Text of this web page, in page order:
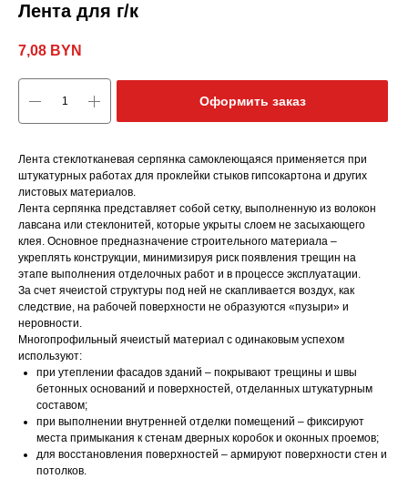
Лента для г/к
7,08 BYN
Оформить заказ
Лента стеклотканевая серпянка самоклеющаяся применяется при
штукатурных работах для проклейки стыков гипсокартона и других
листовых материалов.
Лента серпянка представляет собой сетку, выполненную из волокон
лавсана или стеклонитей, которые укрыты слоем не засыхающего
клея. Основное предназначение строительного материала –
укреплять конструкции, минимизируя риск появления трещин на
этапе выполнения отделочных работ и в процессе эксплуатации.
За счет ячеистой структуры под ней не скапливается воздух, как
следствие, на рабочей поверхности не образуются «пузыри» и
неровности.
Многопрофильный ячеистый материал с одинаковым успехом
используют:
при утеплении фасадов зданий – покрывают трещины и швы
бетонных оснований и поверхностей, отделанных штукатурным
составом;
при выполнении внутренней отделки помещений – фиксируют
места примыкания к стенам дверных коробок и оконных проемов;
для восстановления поверхностей – армируют поверхности стен и
потолков.